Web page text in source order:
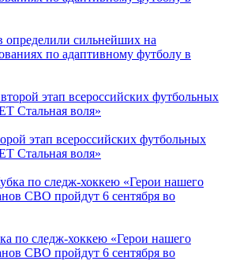
определили сильнейших на
по адаптивному футболу в
этап всероссийских футбольных
Стальная воля»
по следж-хоккею «Герои нашего
СВО пройдут 6 сентября во